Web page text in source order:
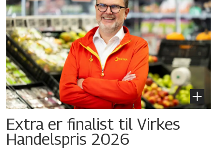
Extra er finalist til Virkes
Handelspris 2026